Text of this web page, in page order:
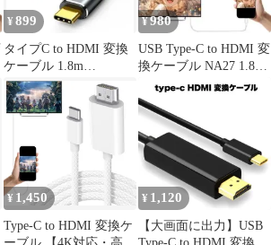
TAIPUSITOHDMI
TAIPUSITOHDMI
¥ 899
タイプC to HDMI 変換
ケーブル 1.8m
4K@60Hz 単方向通信
¥980
USB Type-C to HDMI 変
換ケーブル NA27 1.8M
白色
¥ 1,450
Type-C to HDMI 変換ケ
¥ 1,120
【大画面に出力】USB